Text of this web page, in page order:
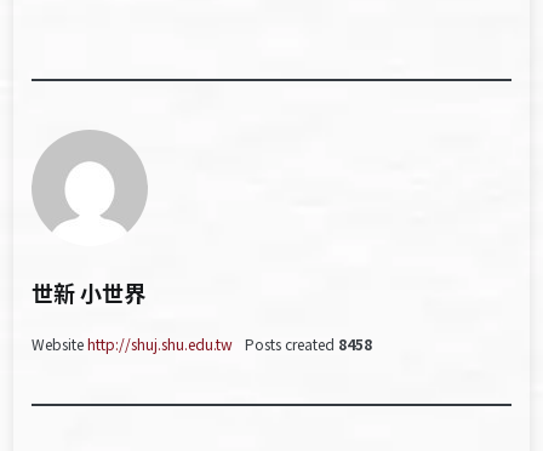
世新 小世界
Websitehttp://shuj.shu.edu.tw Posts created 8458